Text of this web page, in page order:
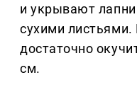
и укрывают
сухими листьями.
достаточно
см.